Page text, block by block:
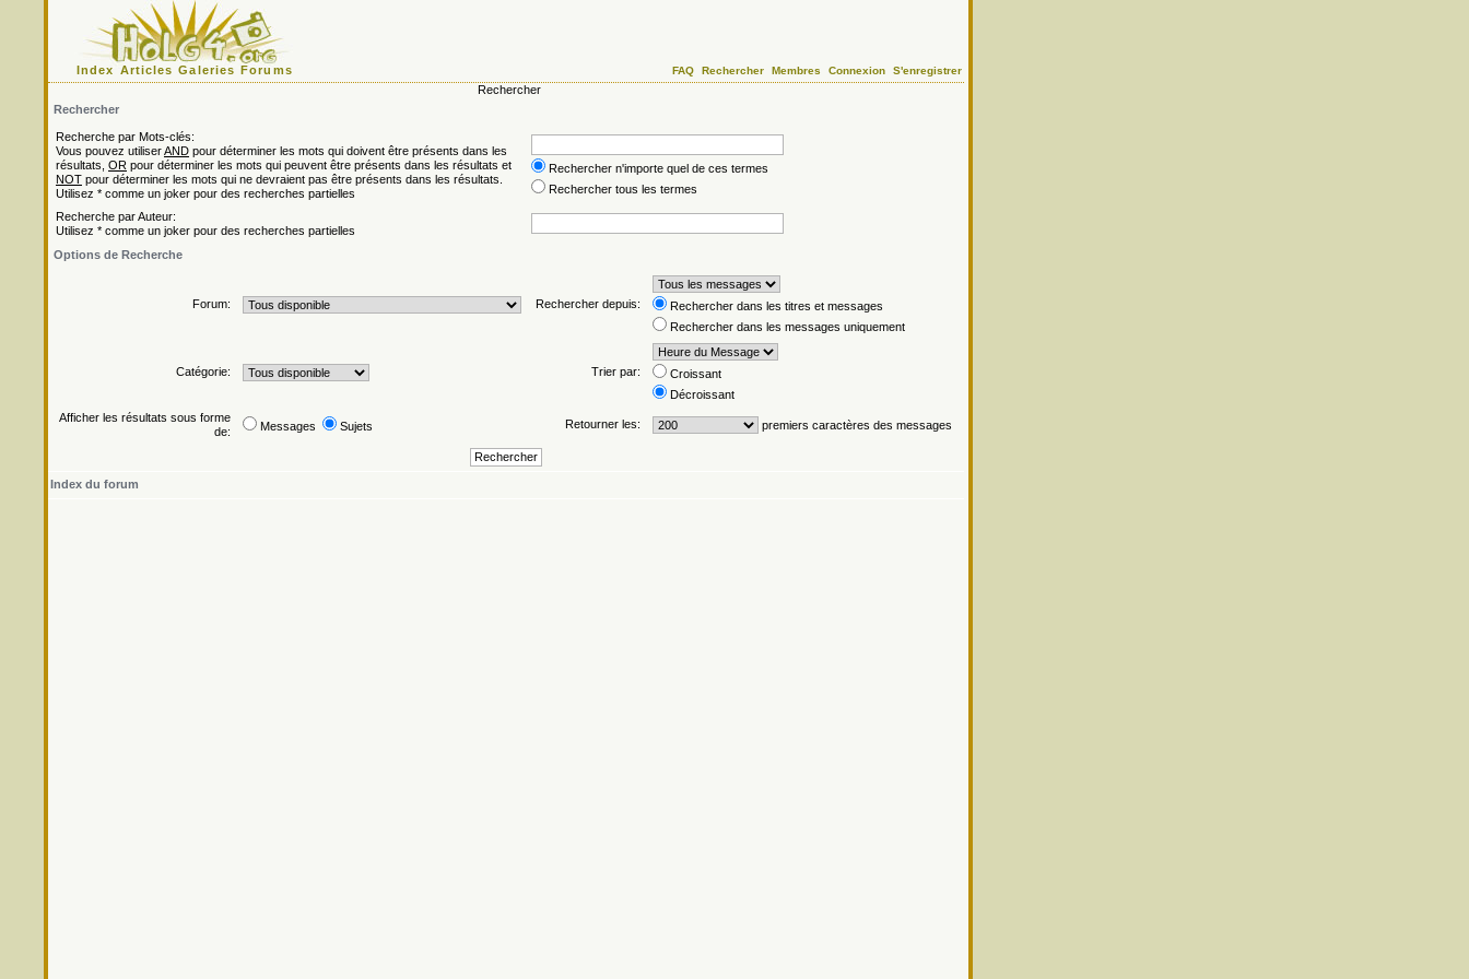
Index Articles Galeries Forums FAQ Rechercher Membres Connexion S'enregistrer
Rechercher
Rechercher
Recherche par Mots-clés:
Vous pouvez utiliserAND pour déterminer les mots qui doivent être présents dans les
résultats, OR pour déterminer les mots qui peuvent être présents dans les résultats et
NOT pour déterminer les mots qui ne devraient pas être présents dans les résultats.
Utilisez * comme un joker pour des recherches partielles
Rechercher n'importe quel de ces termes
Rechercher tous les termes
Recherche par Auteur:
Utilisez * comme un joker pour des recherches partielles
Options de Recherche
Forum: Rechercher depuis:
Rechercher dans les titres et messages
Rechercher dans les messages uniquement
Catégorie: Trier par:
Croissant
Décroissant
Afficher les résultats sous forme
de:
Messages Sujets Retourner les: premiers caractères des messages
Index du forum